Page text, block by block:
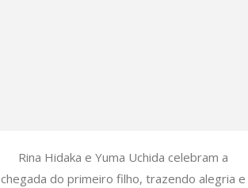
Rina Hidaka e Yuma Uchida celebram a
chegada do primeiro filho, trazendo alegria e